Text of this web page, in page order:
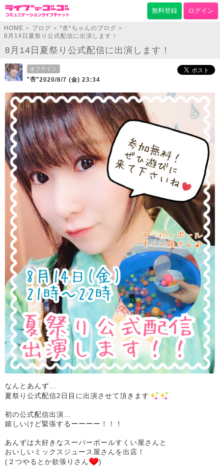
無料登録 ログイン
HOME > ブログ > *杏*ちゃんのブログ >
8月14日夏祭り公式配信に出演します！
8月14日夏祭り公式配信に出演します！
オフライン
*杏*2020/8/7 (金) 23:34
なんとあんず…
夏祭り公式配信2日目に出演させて頂きます
初の公式配信出演…
嬉しいけど緊張するーーーー！！！
あんずは大好きなスーパーボールすくい屋さんと
おいしいミックスジュース屋さんを出店！
(２つやるとか欲張りさん
)